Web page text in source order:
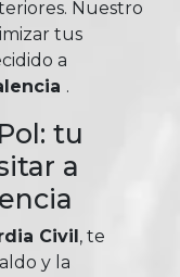
Nuestro
tus
a
.
tu
a
Civil , te
y la